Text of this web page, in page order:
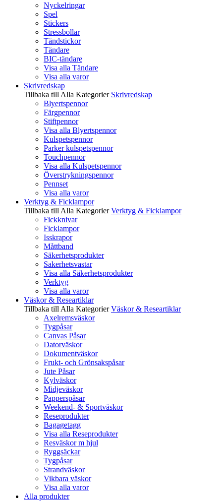
Nyckelringar
Spel
Stickers
Stressbollar
Tändstickor
Tändare
BIC-tändare
Visa alla Tändare
Visa alla varor
Skrivredskap
Tillbaka till Alla Kategorier Skrivredskap
Blyertspennor
Färgpennor
Stiftpennor
Visa alla Blyertspennor
Kulspetspennor
Parker kulspetspennor
Touchpennor
Visa alla Kulspetspennor
Överstrykningspennor
Pennset
Visa alla varor
Verktyg & Ficklampor
Tillbaka till Alla Kategorier Verktyg & Ficklampor
Fickknivar
Ficklampor
Isskrapor
Måttband
Säkerhetsprodukter
Sakerhetsvastar
Visa alla Säkerhetsprodukter
Verktyg
Visa alla varor
Väskor & Researtiklar
Tillbaka till Alla Kategorier Väskor & Researtiklar
Axelremsväskor
Tygpåsar
Canvas Påsar
Datorväskor
Dokumentväskor
Frukt- och Grönsakspåsar
Jute Påsar
Kylväskor
Midjeväskor
Papperspåsar
Weekend- & Sportväskor
Reseprodukter
Bagagetagg
Visa alla Reseprodukter
Resväskor m hjul
Ryggsäckar
Tygpåsar
Strandväskor
Vikbara väskor
Visa alla varor
Alla produkter